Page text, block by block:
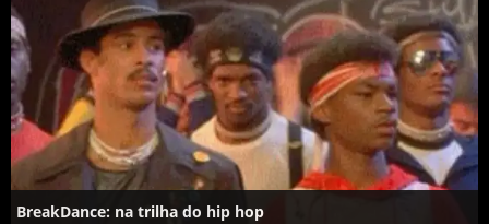
BreakDance: na trilha do hip hop